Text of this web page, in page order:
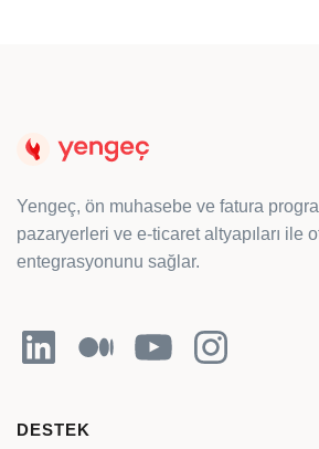
Yengeç, ön muhasebe ve fatura
pazaryerleri ve e-ticaret altyapıları ile
entegrasyonunu sağlar.
LinkedInOrta YouTubeInstagram
DESTEK